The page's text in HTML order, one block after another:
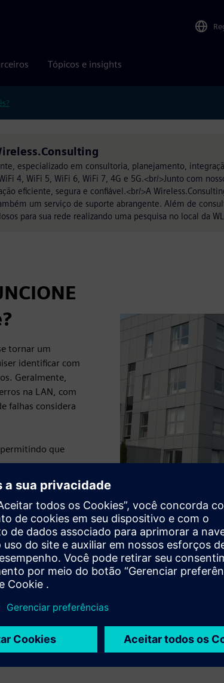
Tópicos e insights
especializado em consultoria, planejamento,
4, WiFi 5, WiFi 6, WiFi 7, 4G e 5G.<br/>Junto com
eficiente, segura e confiável.<br/>A
um serviço de suporte abrangente. Além de
para sua rede realizando uma pesquisa no local da
tornar um
identificar com
Geralmente,
na LAN, com
falhas considera
que
lógica de
no local, incluindo
Play